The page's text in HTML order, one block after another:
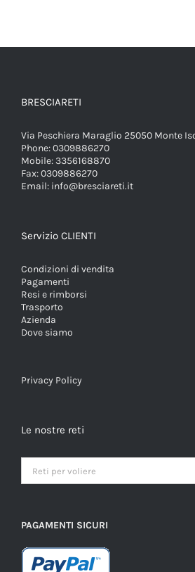
BRESCIARETI
Via Peschiera Maraglio 25050 Monte
Phone:0309886270
Mobile:3356168870
Fax:0309886270
Email: info@bresciareti.it
Servizio CLIENTI
Condizioni di vendita
Pagamenti
Resi e rimborsi
Trasporto
Azienda
Dove siamo
Privacy Policy
Le nostre reti
Reti per voliere
PAGAMENTI SICURI